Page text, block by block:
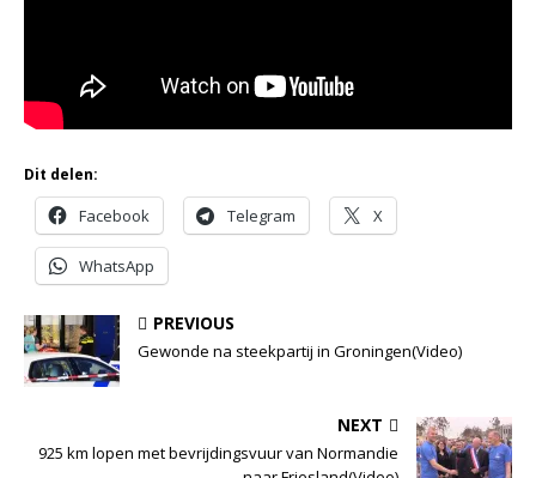
Dit delen:
Facebook Telegram X
WhatsApp
PREVIOUS
Gewonde na steekpartij in Groningen(Video)
NEXT
925 km lopen met bevrijdingsvuur van Normandie